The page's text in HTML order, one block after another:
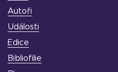
Autoři
Události
Edice
Bibliofilie